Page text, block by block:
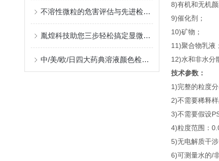
不溶性微粒的危害评估与先进检测技术研究报告
胤煌科技助您三步轻松搞定显微计数法不溶性微粒分析
中/美/欧/日四大药典溶液颜色检查规范 及解决方案
8)有机和无机
9)催化剂；
10)矿物；
11)聚合物乳液
12)水和非水分
技术参数：
1)完整的粒度
2)不需要稀释
3)不需要假设
4)粒度范围：
5)无电解质干
6)可测量水的/